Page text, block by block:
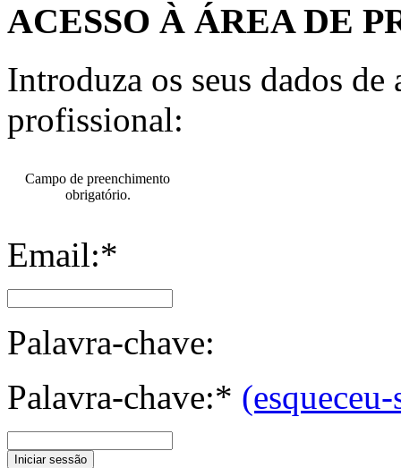
ACESSO À ÁREA DE
Introduza os seus dados de
profissional:
Campo de preenchimento
obrigatório.
Email:*
Palavra-chave:
Palavra-chave:* (esqueceu-
Iniciar sessão